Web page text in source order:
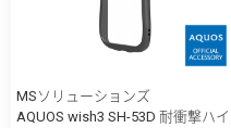
MSソリューションズ
AQUOS wish3 SH-53D 耐衝撃ハイ